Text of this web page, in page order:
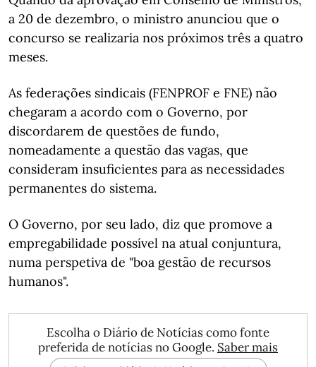
a 20 de dezembro, o ministro anunciou que o
concurso se realizaria nos próximos três a quatro
meses.
As federações sindicais (FENPROF e FNE) não
chegaram a acordo com o Governo, por
discordarem de questões de fundo,
nomeadamente a questão das vagas, que
consideram insuficientes para as necessidades
permanentes do sistema.
O Governo, por seu lado, diz que promove a
empregabilidade possível na atual conjuntura,
numa perspetiva de "boa gestão de recursos
humanos".
Escolha o Diário de Notícias como fonte
preferida de notícias no Google. Saber mais